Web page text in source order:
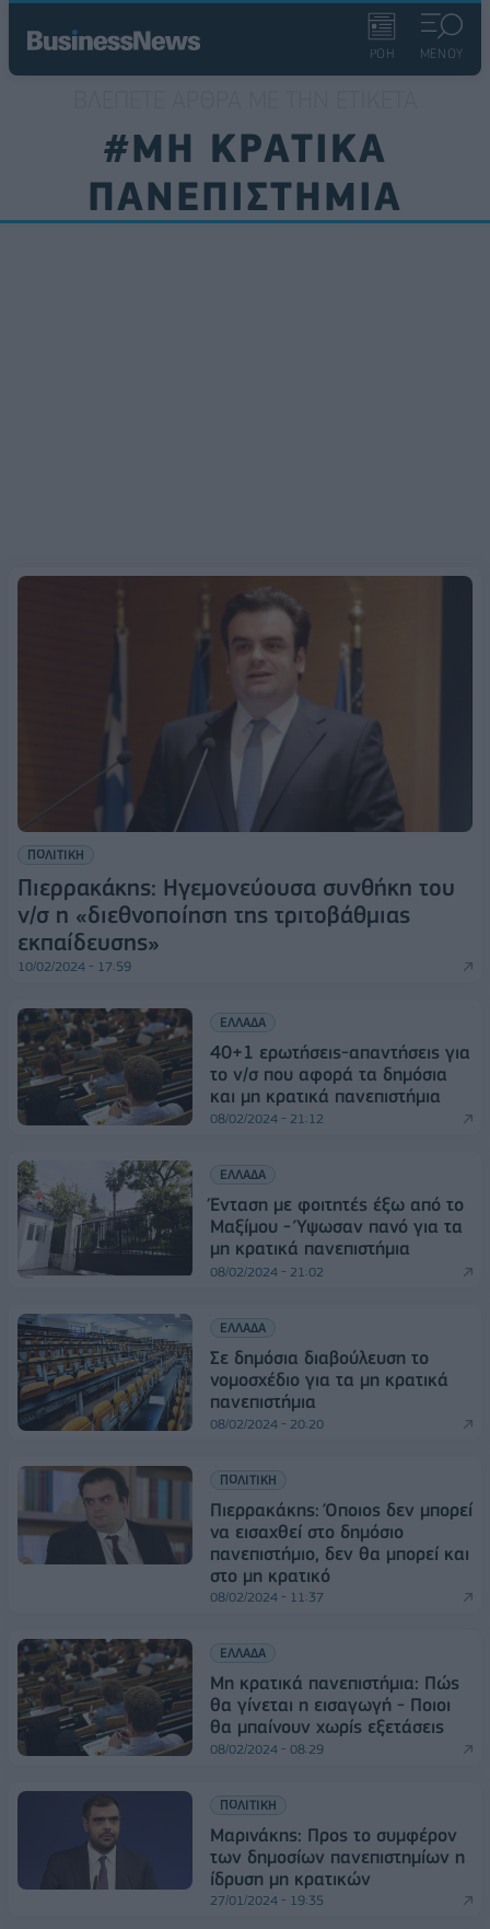
ΡΟΗ ΜΕΝΟΥ
#ΜΗ ΚΡΑΤΙΚΑ
ΠΑΝΕΠΙΣΤΗΜΙΑ
ΠΟΛΙΤΙΚΗ
Πιερρακάκης: Ηγεμονεύουσα συνθήκη του
ν/σ η «διεθνοποίηση της τριτοβάθμιας
εκπαίδευσης»
10/02/2024 - 17:59
ΕΛΛΑΔΑ
40+1 ερωτήσεις-απαντήσεις για
το ν/σ που αφορά τα δημόσια
και μη κρατικά πανεπιστήμια
08/02/2024 - 21:12
ΕΛΛΑΔΑ
Ένταση με φοιτητές έξω από το
Μαξίμου - Ύψωσαν πανό για τα
μη κρατικά πανεπιστήμια
08/02/2024 - 21:02
ΕΛΛΑΔΑ
Σε δημόσια διαβούλευση το
νομοσχέδιο για τα μη κρατικά
πανεπιστήμια
08/02/2024 - 20:20
ΠΟΛΙΤΙΚΗ
Πιερρακάκης: Όποιος δεν μπορεί
να εισαχθεί στο δημόσιο
πανεπιστήμιο, δεν θα μπορεί και
στο μη κρατικό
08/02/2024 - 11:37
ΕΛΛΑΔΑ
Μη κρατικά πανεπιστήμια: Πώς
θα γίνεται η εισαγωγή - Ποιοι
θα μπαίνουν χωρίς εξετάσεις
08/02/2024 - 08:29
ΠΟΛΙΤΙΚΗ
Μαρινάκης: Προς το συμφέρον
των δημοσίων πανεπιστημίων η
ίδρυση μη κρατικών
27/01/2024 - 19:35